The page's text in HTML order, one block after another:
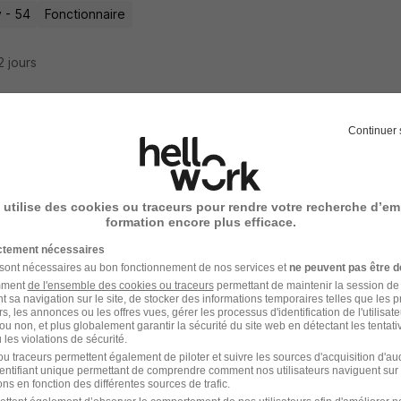
- 54 Fonctionnaire
jours
Exploitation Stockage H/F
- 54 CDI
jours
d'Exploitation Niveau 1 -
Continuer
utilise des cookies ou traceurs pour rendre votre recherche
formation encore plus efficace.
nécessaires
nécessaires au bon fonctionnement de nos services et ne peuvent pas être
de l'ensemble des cookies ou traceurspermettant de maintenir la session
sa navigation sur le site, de stocker des informations temporaires telles que les
les annonces ou les offres vues, gérer les processus d'identification de
non, et plus globalement garantir la sécurité du site web en détectant les
violations de sécurité.
traceurs permettent également de piloter et suivre les sources d'acquisition
unique permettant de comprendre comment nos utilisateurs naviguent sur
en fonction des différentes sources de trafic.